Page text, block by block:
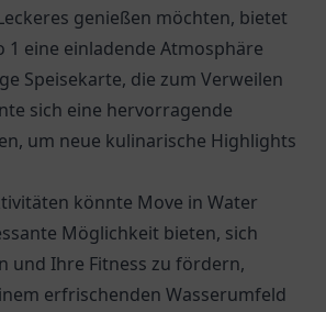
genießen möchten, bietet
1 eine einladende Atmosphäre
Speisekarte, die zum Verweilen
sich eine hervorragende
um neue kulinarische Highlights
könnte Move in Water
Möglichkeit bieten, sich
und Ihre Fitness zu fördern,
erfrischenden Wasserumfeld